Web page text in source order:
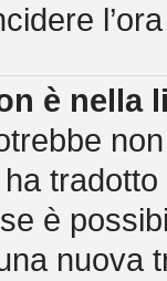
è nella
è
nuova